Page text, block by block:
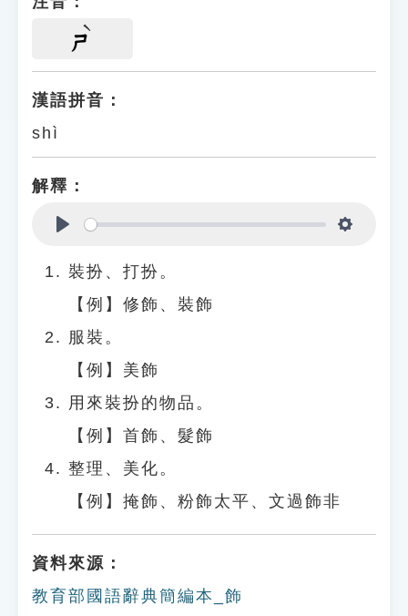
ㄕ
漢語拼音：
shì
解釋：
裝扮、打扮。
【例】修飾、裝飾
服裝。
【例】美飾
用來裝扮的物品。
【例】首飾、髮飾
整理、美化。
【例】掩飾、粉飾太平、文過飾非
資料來源：
教育部國語辭典簡編本_飾